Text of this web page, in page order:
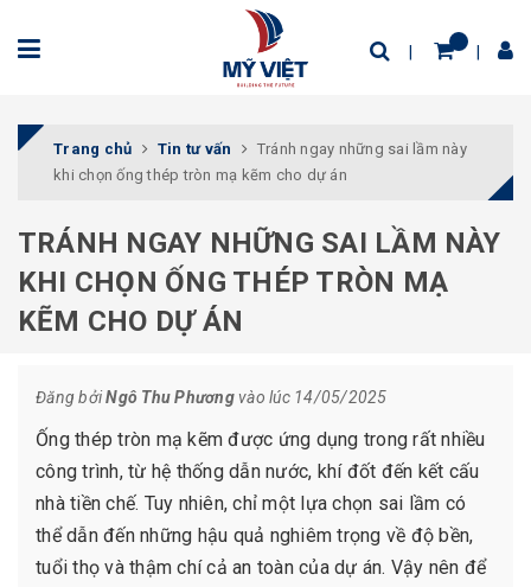
Trang chủ Tin tư vấn
Tránh ngay những sai lầm này
khi chọn ống thép tròn mạ kẽm cho dự án
TRÁNH NGAY NHỮNG SAI LẦM NÀY
KHI CHỌN ỐNG THÉP TRÒN MẠ
KẼM CHO DỰ ÁN
Đăng bởiNgô Thu Phươngvào lúc 14/05/2025
Ống thép tròn mạ kẽm được ứng dụng trong rất nhiều
công trình, từ hệ thống dẫn nước, khí đốt đến kết cấu
nhà tiền chế. Tuy nhiên, chỉ một lựa chọn sai lầm có
thể dẫn đến những hậu quả nghiêm trọng về độ bền,
tuổi thọ và thậm chí cả an toàn của dự án. Vậy nên để